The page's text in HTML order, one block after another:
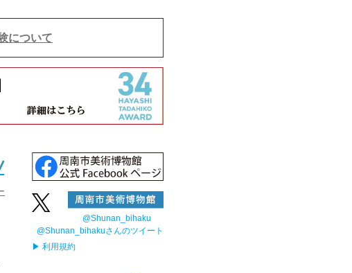
について
@Shunan_bihaku
@Shunan_bihakuさんのツイート
▶ 利用規約